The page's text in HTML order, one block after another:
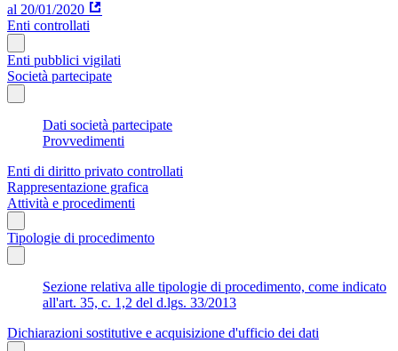
al 20/01/2020
Enti controllati
Enti pubblici vigilati
Società partecipate
Dati società partecipate
Provvedimenti
Enti di diritto privato controllati
Rappresentazione grafica
Attività e procedimenti
Tipologie di procedimento
Sezione relativa alle tipologie di procedimento, come indicato
all'art. 35, c. 1,2 del d.lgs. 33/2013
Dichiarazioni sostitutive e acquisizione d'ufficio dei dati